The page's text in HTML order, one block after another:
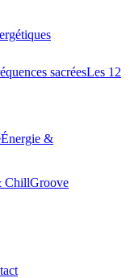
sacréesLes 12
Énergie &
ChillGroove